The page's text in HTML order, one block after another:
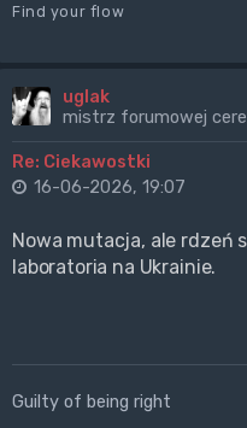
Find your flow
uglak
mistrz forumowej
Re: Ciekawostki
16-06-2026, 19:07
Nowa mutacja, ale rdzeń
laboratoria na Ukrainie.
Guilty of being right